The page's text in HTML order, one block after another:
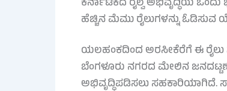
ಕರ್ನಾಟಕದ ರೈಲ್ವೆ ಅಭಿವೃದ್ಧಿಯ
ಹೆಚ್ಚಿನ ಮೆಮು ರೈಲುಗಳನ್ನು ಓಡಿಸುವ
ಯಲಹಂಕದಿಂದ ಅರಸೀಕೆರೆಗೆ ಈ ರೈಲು
ಬೆಂಗಳೂರು ನಗರದ ಮೇಲಿನ
ಅಭಿವೃದ್ಧಿಪಡಿಸಲು ಸಹಕಾರಿಯಾಗಿದೆ.